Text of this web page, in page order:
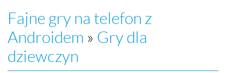
Fajne gry na telefon z
Androidem » Gry dla
dziewczyn